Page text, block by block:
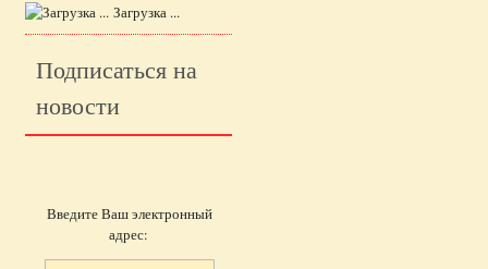
Загрузка ...
Подписаться на
новости
Введите Ваш электронный
адрес: